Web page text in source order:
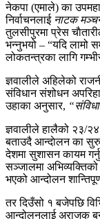
नेकपा (एमाले) का
निर्वाचनलाई नाटक
तुलसीपुरमा प्रेस
भन्नुभयो – “यदि लामो
लोकतन्त्रका लागि
ज्ञवालीले अहिलेको
संविधान संशोधन
उहाका अनुसार,
ज्ञवालीले हालैको २३/
बताउदै आन्दाेलन का
देशमा सुशासन कायम
सञ्जालमा
भएको आन्दोलन
तर दिउँसो १ बजेपछि
आन्दोलनलाई अराजक